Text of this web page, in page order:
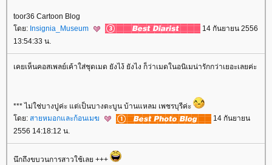
toor36 Cartoon Blog
ดย: Insignia_Museum
14 กันยายน 2556
13:54:33 น.
เคยเห็นคอสเพลย์เค้าใส่ชุดเมด ยังไง้ ยังไง ก็ว่าเมดในอนิเมน่ารักกว่าเยอะเลยค่ะ
*** ไม่ใช่บางปูค่ะ แต่เป็นบางตะบูน บ้านแหลม เพชรบุรีค่ะ
ดย: สายหมอกและก้อนเมฆ
14 กันยายน
2556 14:18:12 น.
นึกถึงขบวนการสาวใช้เลย +++